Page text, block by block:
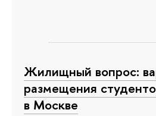
Жилищный вопрос:
размещения
в Москве